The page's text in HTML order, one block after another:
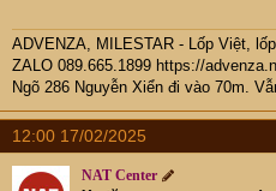
ADVENZA, MILESTAR - Lốp Việt,
ZALO 089.665.1899 https://
Ngõ 286 Nguyễn Xiển đi vào 70m.
12:00 17/02/2025
NAT Center